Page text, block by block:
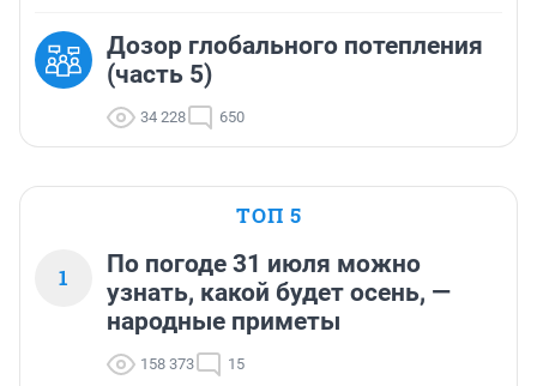
Дозор глобального потепления
(часть 5)
34 228 650
ТОП 5
1
По погоде 31 июля можно
узнать, какой будет осень, —
народные приметы
158 373 15